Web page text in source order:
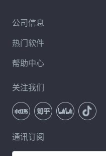
公司信息
热门软件
帮助中心
关注我们
通讯订阅